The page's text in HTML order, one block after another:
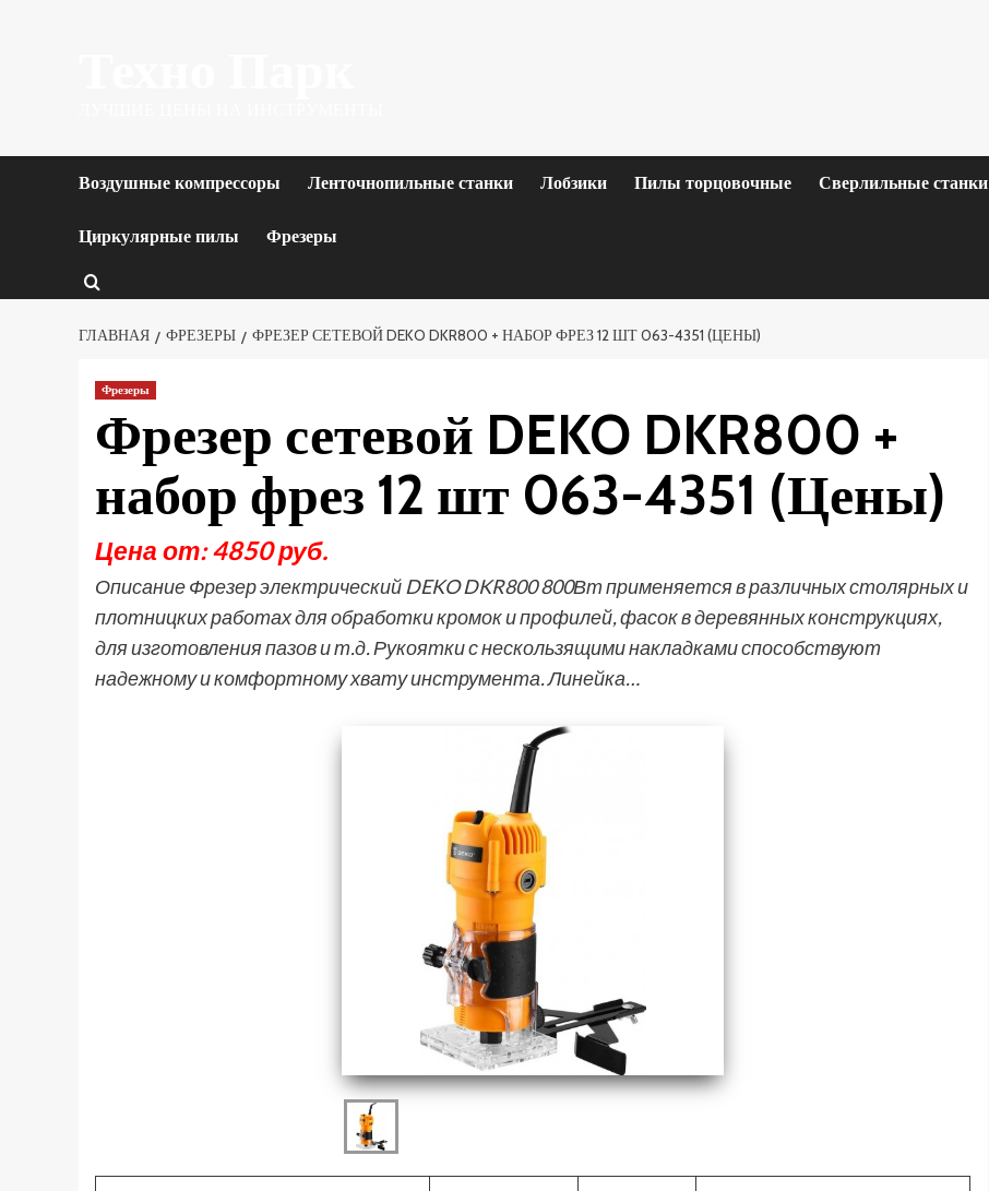
Воздушные компрессоры Ленточнопильные станки Лобзики Пилы торцовочные Сверлильные станки
Циркулярные пилы Фрезеры
ГЛАВНАЯ ФРЕЗЕРЫ ФРЕЗЕР СЕТЕВОЙ DEKO DKR800 + НАБОР ФРЕЗ 12 ШТ 063-4351 (ЦЕНЫ)
Фрезеры
Фрезер сетевой DEKO DKR800 +
набор фрез 12 шт 063-4351 (Цены)
Цена от: 4850 руб.
Описание Фрезер электрический DEKO DKR800 800Вт применяется в различных столярных и
плотницких работах для обработки кромок и профилей, фасок в деревянных конструкциях,
для изготовления пазов и т.д. Рукоятки с нескользящими накладками способствуют
надежному и комфортному хвату инструмента. Линейка…